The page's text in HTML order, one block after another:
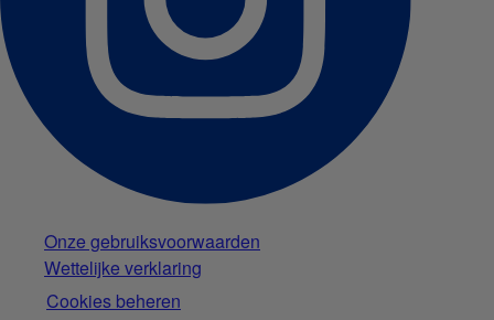
Onze gebruiksvoorwaarden
Wettelijke verklaring
Cookies beheren